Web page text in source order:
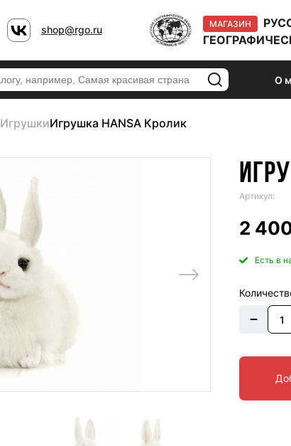
shop@rgo.ru МАГАЗИН
О
ИгрушкиИгрушка HANSA Кролик
Артикул:
2
Есть в
–